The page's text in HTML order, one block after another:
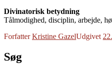
Divinatorisk betydning
Tålmodighed, disciplin, arbejde,
ForfatterKristine GazelUdgivet
Søg